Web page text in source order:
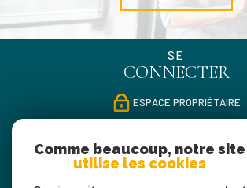
SE
CONNECTER
ESPACE PROPRIÉTAIRE
SUIVRE
Comme beaucoup, notre site
utilise les cookies